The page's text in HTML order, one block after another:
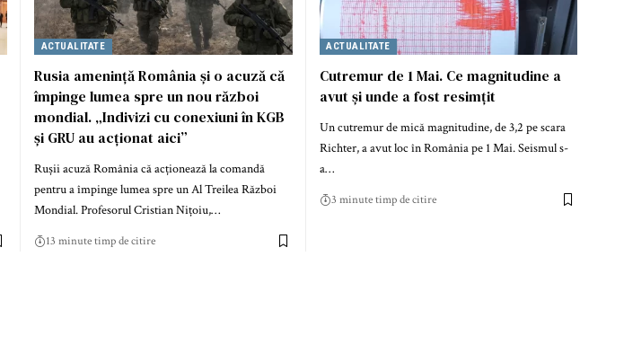
ACTUALITATE
Rusia amenință România și o acuză că
împinge lumea spre un nou război
mondial. „Indivizi cu conexiuni în KGB
și GRU au acționat aici”
Rușii acuză România că acționează la comandă
pentru a împinge lumea spre un Al Treilea Război
Mondial. Profesorul Cristian Nițoiu,…
13 minute timp de citire
ACTUALITATE
Cutremur de 1 Mai. Ce magnitudine a
avut și unde a fost resimțit
Un cutremur de mică magnitudine, de 3,2 pe scara
Richter, a avut loc în România pe 1 Mai. Seismul s-
a…
3 minute timp de citire